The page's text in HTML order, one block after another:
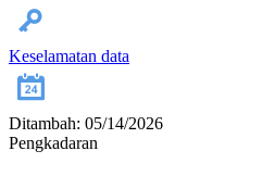
Keselamatan data
Ditambah: 05/14/2026
Pengkadaran